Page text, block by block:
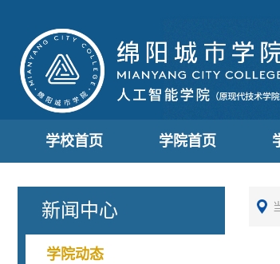
学校首页 学院首页
新闻中心
学院动态